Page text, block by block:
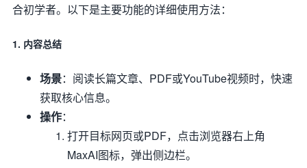
合初学者。以下是主要功能的详细使用方法：
1. 内容总结
场景：阅读长篇文章、PDF或YouTube视频时，快速
获取核心信息。
操作：
打开目标网页或PDF，点击浏览器右上角
MaxAI图标，弹出侧边栏。